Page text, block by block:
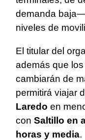
demanda
niveles de
El titular del
además que
cambiarán de
permitirá viajar
Laredo en
con Saltillo en
horas y media.